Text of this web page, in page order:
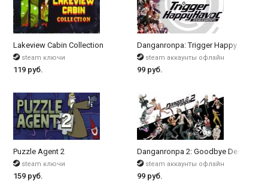
Lakeview Cabin Collection
steam ключи
119 руб.
Danganronpa: Trigger Happy Havoc
steam аккаунты офлайн
99 руб.
Puzzle Agent 2
steam ключи
159 руб.
Danganronpa 2: Goodbye Despair
steam аккаунты офлайн
99 руб.